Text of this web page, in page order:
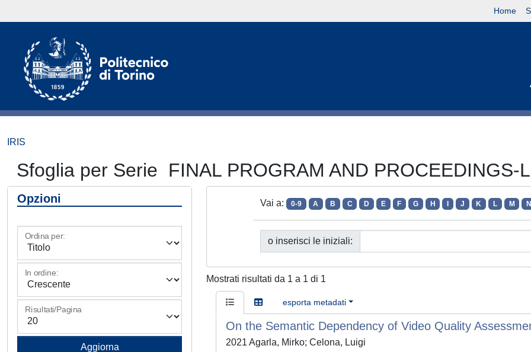
Home
IRIS
Sfoglia per Serie FINAL PROGRAM AND PROCEEDINGS-
Opzioni
Ordina per:
In ordine:
Risultati/Pagina
Vai a: 0-9 A B C D E F G H J K L M N
o inserisci le iniziali:
Mostrati risultati da 1 a 1 di 1
esporta metadati
On the Semantic Dependency of Video Quality
2021 Agarla, Mirko; Celona, Luigi